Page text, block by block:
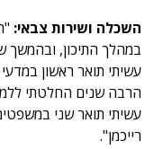
השכלה ושירות צבאי:
במהלך התיכון, ובהמשך
עשיתי תואר ראשון
הרבה שנים החלטתי
עשיתי תואר שני
רייכמן".